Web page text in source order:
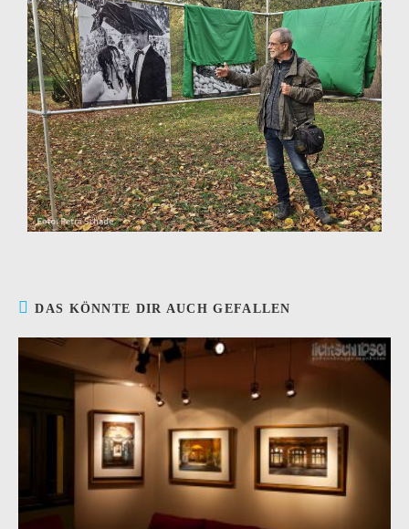
DAS KÖNNTE DIR AUCH GEFALLEN